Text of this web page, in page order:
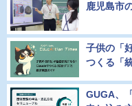
鹿児島市
子供の「
つくる「
GUGA、